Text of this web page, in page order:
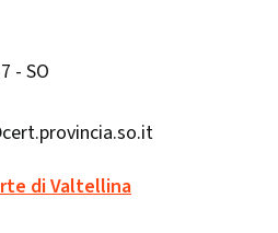
- SO
di Valtellina